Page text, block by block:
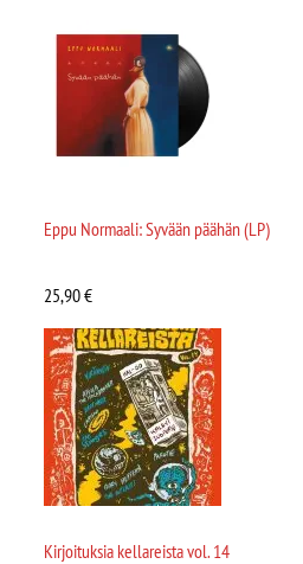
Eppu Normaali: Syvään päähän (LP)
25,90€
Kirjoituksia kellareista vol. 14